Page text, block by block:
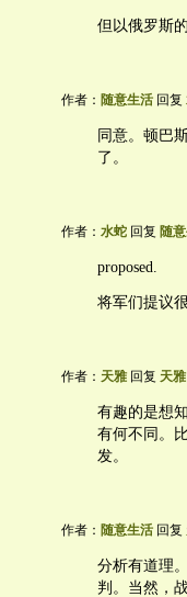
但以俄罗斯
作者： 随意生活 回复
同意。顿巴
了。
作者： 水蛇 回复 随
proposed.
将军们提议
作者： 天雅 回复 天雅
有趣的是想
有何不同。
发。
作者： 随意生活 回复
分析有道理
判。当然，